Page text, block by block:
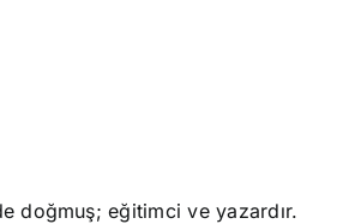
doğmuş; eğitimci ve yazardır.